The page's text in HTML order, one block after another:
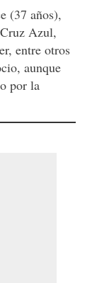
(37 años),
Azul,
entre otros
aunque
por la